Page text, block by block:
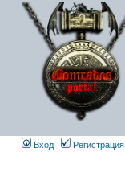
Вход Регистрация